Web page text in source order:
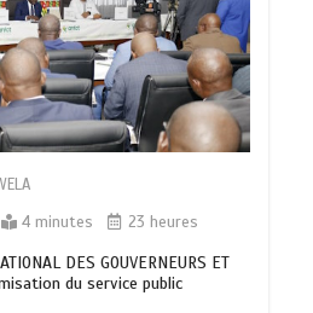
4 minutes 23 heures
DES GOUVERNEURS ET
du service public